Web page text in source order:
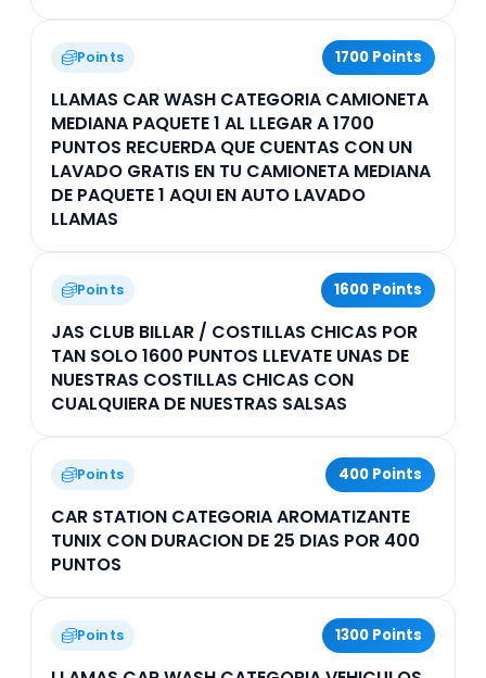
Points 1700 Points
LLAMAS CAR WASH CATEGORIA CAMIONETA
MEDIANA PAQUETE 1 AL LLEGAR A 1700
PUNTOS RECUERDA QUE CUENTAS CON UN
LAVADO GRATIS EN TU CAMIONETA MEDIANA
DE PAQUETE 1 AQUI EN AUTO LAVADO
LLAMAS
Points 1600 Points
JAS CLUB BILLAR / COSTILLAS CHICAS POR
TAN SOLO 1600 PUNTOS LLEVATE UNAS DE
NUESTRAS COSTILLAS CHICAS CON
CUALQUIERA DE NUESTRAS SALSAS
Points 400 Points
CAR STATION CATEGORIA AROMATIZANTE
TUNIX CON DURACION DE 25 DIAS POR 400
PUNTOS
Points 1300 Points